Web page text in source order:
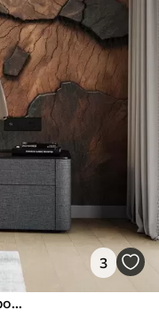
3